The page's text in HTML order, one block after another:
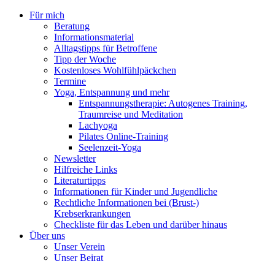
Für mich
Beratung
Informationsmaterial
Alltagstipps für Betroffene
Tipp der Woche
Kostenloses Wohlfühlpäckchen
Termine
Yoga, Entspannung und mehr
Entspannungstherapie: Autogenes Training,
Traumreise und Meditation
Lachyoga
Pilates Online-Training
Seelenzeit-Yoga
Newsletter
Hilfreiche Links
Literaturtipps
Informationen für Kinder und Jugendliche
Rechtliche Informationen bei (Brust-)
Krebserkrankungen
Checkliste für das Leben und darüber hinaus
Über uns
Unser Verein
Unser Beirat